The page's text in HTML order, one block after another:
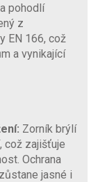
pohodlí
z
EN 166, což
a vynikající
Zorník brýlí
což zajišťuje
Ochrana
jasné i